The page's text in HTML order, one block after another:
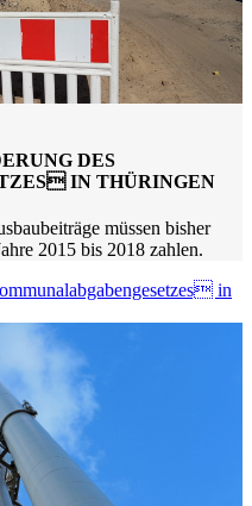
DES
IN THÜRINGEN
müssen bisher
2015 bis 2018 zahlen.
in